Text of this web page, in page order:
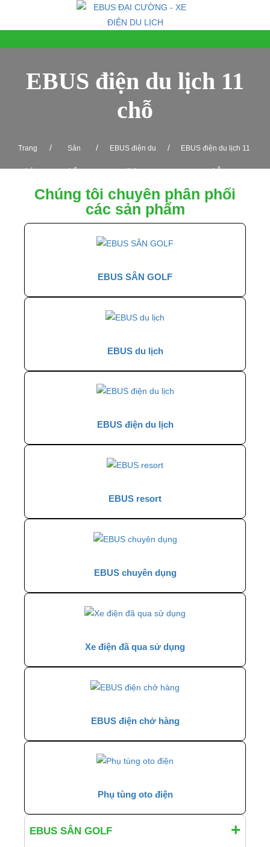
EBUS điện du lịch 11
chỗ
Trang
chủ
/ Sản
phẩm
/ EBUS điện du
lịch
/ EBUS điện du lịch 11
chỗ
Chúng tôi chuyên phân phối
các sản phẩm
EBUS SÂN GOLF
EBUS du lịch
EBUS điện du lịch
EBUS resort
EBUS chuyên dụng
Xe điện đã qua sử dụng
EBUS điện chở hàng
Phụ tùng oto điện
EBUS SÂN GOLF